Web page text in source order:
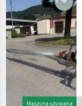
Maszyna używana